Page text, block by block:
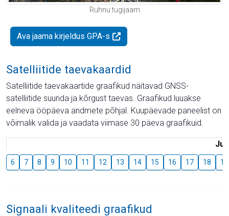
Ruhnu tugijaam
Ava jaama kirjeldus GPA-s
Satelliitide taevakaardid
Satelliitide taevakaartide graafikud näitavad GNSS-
satelliitide suunda ja kõrgust taevas. Graafikud luuakse
eelneva ööpäeva andmete põhjal. Kuupäevade paneelist on
võimalik valida ja vaadata viimase 30 päeva graafikuid.
6 7 8 9 10 11 12 13 14 15 16 17 18 19
Signaali kvaliteedi graafikud